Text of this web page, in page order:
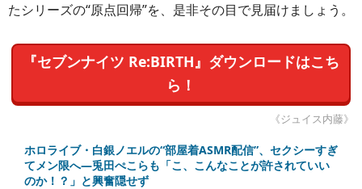
たシリーズの“原点回帰”を、是非その目で見届けましょう。
『セブンナイツ Re:BIRTH』ダウンロードはこち
ら！
《ジュイス内藤》
ホロライブ・白銀ノエルの“部屋着ASMR配信”、セクシーすぎ
てメン限へ―兎田ぺこらも「こ、こんなことが許されていい
のか！？」と興奮隠せず